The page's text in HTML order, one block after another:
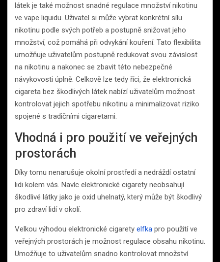
látek je také možnost snadné regulace množství nikotinu
ve vape liquidu. Uživatel si může vybrat konkrétní sílu
nikotinu podle svých potřeb a postupně snižovat jeho
množství, což pomáhá při odvykání kouření. Tato flexibilita
umožňuje uživatelům postupně redukovat svou závislost
na nikotinu a nakonec se zbavit této nebezpečné
návykovosti úplně. Celkově lze tedy říci, že elektronická
cigareta bez škodlivých látek nabízí uživatelům možnost
kontrolovat jejich spotřebu nikotinu a minimalizovat riziko
spojené s tradičními cigaretami.
Vhodná i pro použití ve veřejných
prostorách
Díky tomu nenarušuje okolní prostředí a nedráždí ostatní
lidi kolem vás. Navíc elektronické cigarety neobsahují
škodlivé látky jako je oxid uhelnatý, který může být škodlivý
pro zdraví lidí v okolí.
Velkou výhodou elektronické cigarety elfka pro použití ve
veřejných prostorách je možnost regulace obsahu nikotinu.
Umožňuje to uživatelům snadno kontrolovat množství